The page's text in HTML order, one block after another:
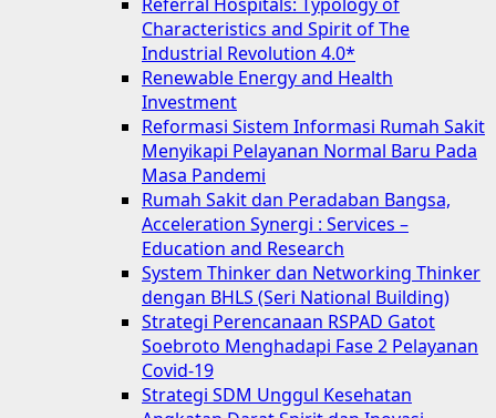
Characteristics and Spirit of The
Industrial Revolution 4.0*
Renewable Energy and Health
Investment
Reformasi Sistem Informasi Rumah Sakit
Menyikapi Pelayanan Normal Baru Pada
Masa Pandemi
Rumah Sakit dan Peradaban Bangsa,
Acceleration Synergi : Services –
Education and Research
System Thinker dan Networking Thinker
dengan BHLS (Seri National Building)
Strategi Perencanaan RSPAD Gatot
Soebroto Menghadapi Fase 2 Pelayanan
Covid-19
Strategi SDM Unggul Kesehatan